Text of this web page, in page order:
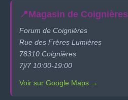
📍Magasin de Coignières
Forum de Coignières
Rue des Frères Lumières
78310 Coignières
7j/7 10:00-19:00
Voir sur Google Maps →